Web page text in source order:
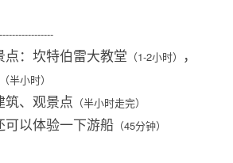
：坎特伯雷大教堂 （1-2小时）
，
（半小时）
筑、观景点 （半小时走完）
以体验一下游船 （45分钟）